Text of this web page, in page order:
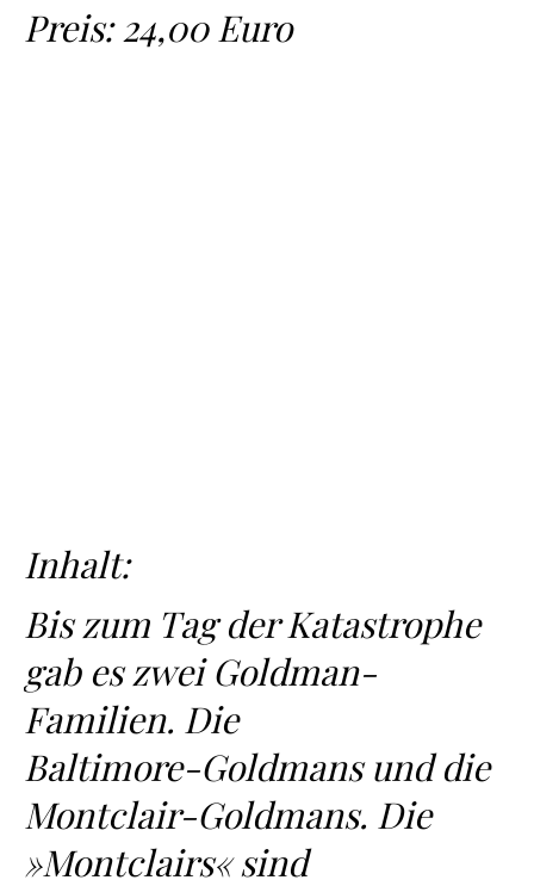
Preis: 24,00 Euro
Inhalt:
Bis zum Tag der Katastrophe
gab es zwei Goldman-
Familien. Die
Baltimore-Goldmans und die
Montclair-Goldmans. Die
»Montclairs« sind